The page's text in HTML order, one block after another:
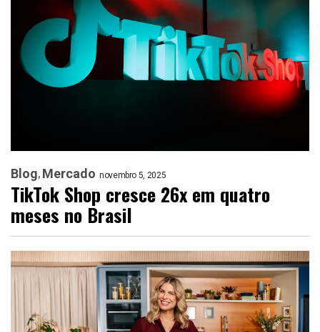
Blog Mercado novembro 5, 2025
TikTok Shop cresce 26x em quatro
meses no Brasil